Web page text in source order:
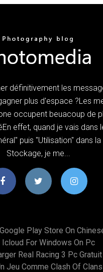
définitivement les
plus d'espace ?Les
occupent beuacoup de
effet, quand je vais dans
puis "Utilisation" dans la
Stockage, je me...
Play Store On
Icloud For Windows On Pc
Real Racing 3 Pc Gratuit
Jeu Comme Clash Of Clans